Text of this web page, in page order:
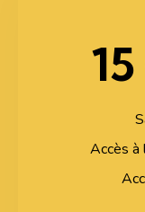
Accès à